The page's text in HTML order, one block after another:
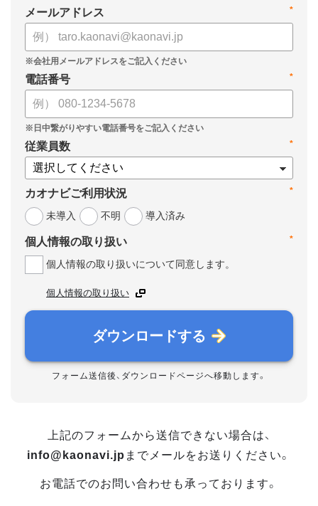
*
メールアドレス
*
電話番号
*
従業員数
*
カオナビご利用状況
未導入
不明 導入済み
*
個人情報の取り扱い
個人情報の取り扱いについて同意します。
個人情報の取り扱い
ダウンロードする
フォーム送信後、ダウンロードページへ移動します。
上記のフォームから送信できない場合は、
info@kaonavi.jp までメールをお送りください。
お電話でのお問い合わせも承っております。